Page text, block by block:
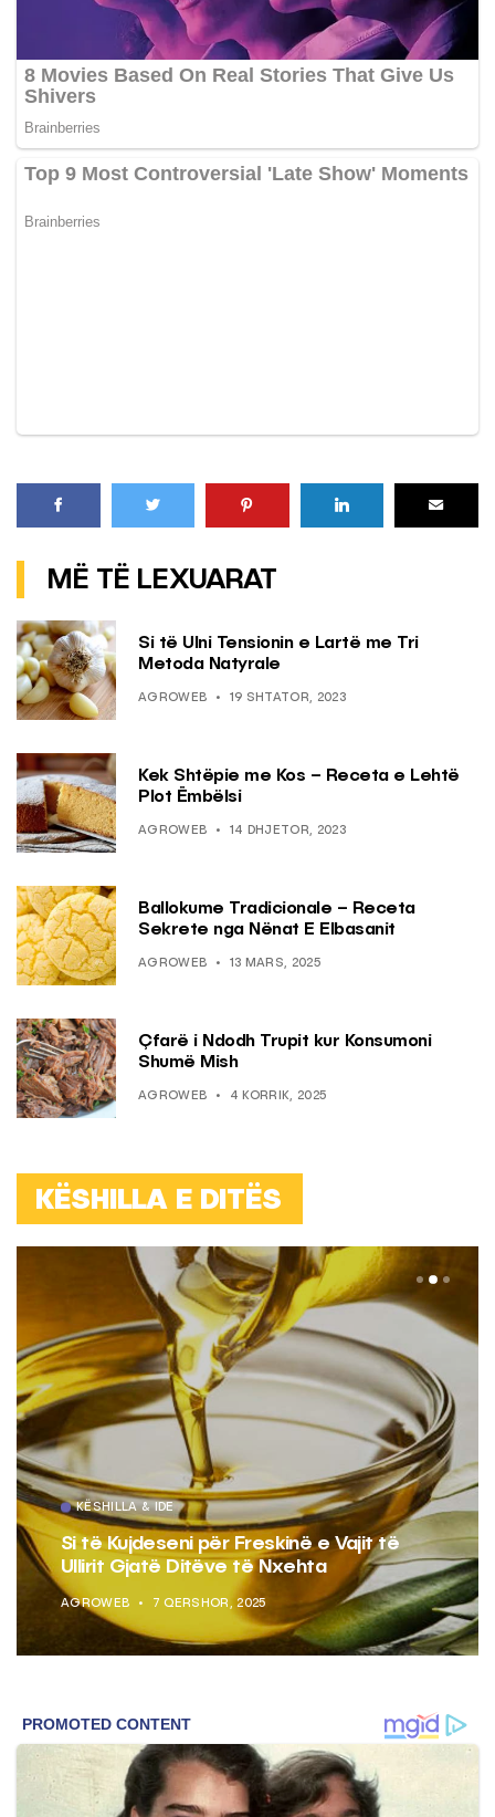
MË TË LEXUARAT
Si të Ulni Tensionin e Lartë me Tri
Metoda Natyrale
AGROWEB 19 SHTATOR, 2023
Kek Shtëpie me Kos – Receta e Lehtë
Plot Ëmbëlsi
AGROWEB 14 DHJETOR, 2023
Ballokume Tradicionale – Receta
Sekrete nga Nënat E Elbasanit
AGROWEB 13 MARS, 2025
Çfarë i Ndodh Trupit kur Konsumoni
Shumë Mish
AGROWEB 4 KORRIK, 2025
KËSHILLA E DITËS
KËSHILLA & IDE
Si të Kujdeseni për Freskinë e Vajit të
Ullirit Gjatë Ditëve të Nxehta
AGROWEB 7 QERSHOR, 2025